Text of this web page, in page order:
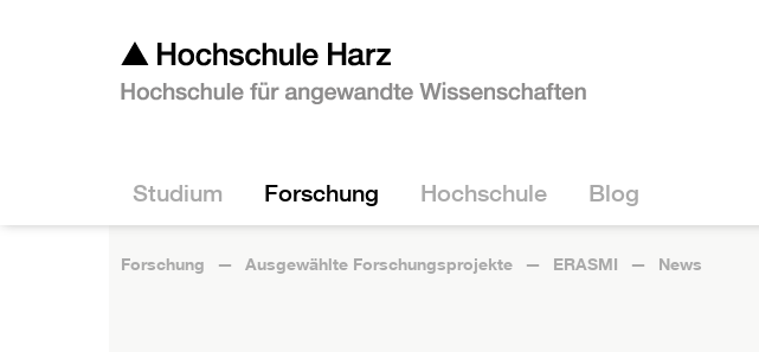
Studium Forschung Hochschule Blog
Forschung Ausgewählte Forschungsprojekte ERASMI News